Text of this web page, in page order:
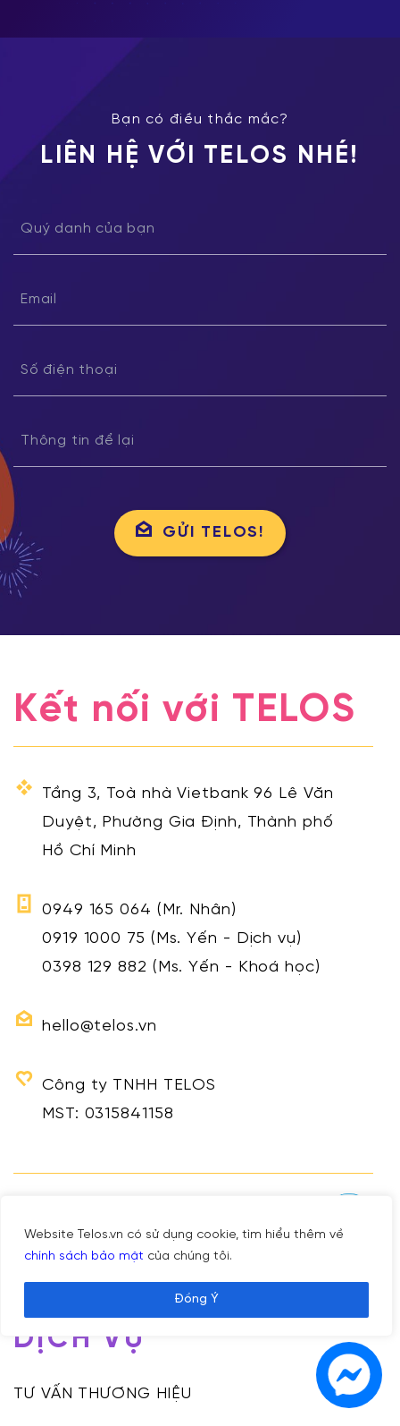
Website Telos.vn có sử dụng cookie, tìm hiểu thêm về
chính sách bảo mật của chúng tôi.
Đồng Ý
Bạn có điều thắc mắc?
LIÊN HỆ VỚI TELOS NHÉ!
GỬI TELOS!
Kết nối với TELOS
Tầng 3, Toà nhà Vietbank 96 Lê Văn
Duyệt, Phường Gia Định, Thành phố
Hồ Chí Minh
0949 165 064 (Mr. Nhân)
0919 1000 75 (Ms. Yến - Dịch vụ)
0398 129 882 (Ms. Yến - Khoá học)
hello@telos.vn
Công ty TNHH TELOS
MST: 0315841158
DỊCH VỤ
TƯ VẤN THƯƠNG HIỆU